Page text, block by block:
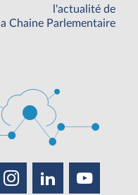
l'actualité de
la Chaine Parlementaire